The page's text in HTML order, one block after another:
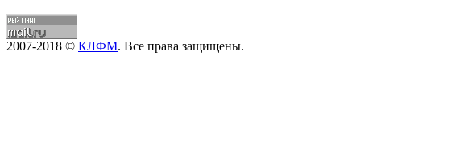
2007-2018 © КЛФМ. Все права защищены.